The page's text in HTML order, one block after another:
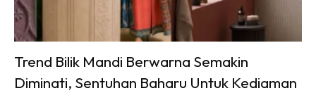
Trend Bilik Mandi Berwarna Semakin
Diminati, Sentuhan Baharu Untuk Kediaman